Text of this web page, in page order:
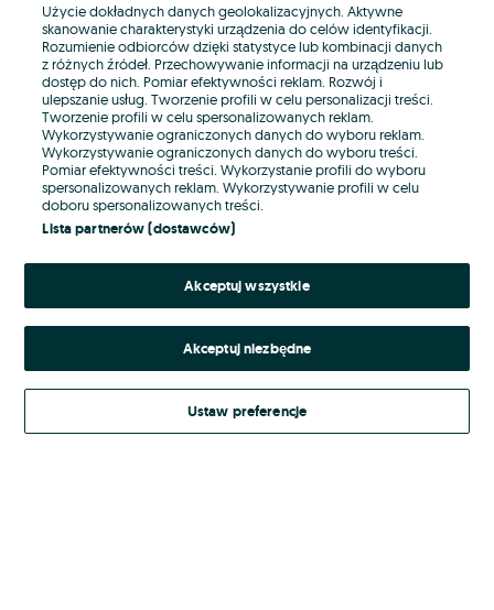
E-mail
Hasło
Nie pamiętasz hasła?
Zaloguj się
Kontynuując za pośrednictwem jednego z dostawców wskazanych powyżej,
Regulamin serwisuOLX.pl w jego aktualnym brzmieniu.
Użycie dokładnych danych geolokalizacyjnych. Aktywne
skanowanie charakterystyki urządzenia do celów identyfikacji.
Rozumienie odbiorców dzięki statystyce lub kombinacji danych
z różnych źródeł. Przechowywanie informacji na urządzeniu lub
dostęp do nich. Pomiar efektywności reklam. Rozwój i
ulepszanie usług. Tworzenie profili w celu personalizacji treści.
Tworzenie profili w celu spersonalizowanych reklam.
Wykorzystywanie ograniczonych danych do wyboru reklam.
Wykorzystywanie ograniczonych danych do wyboru treści.
Pomiar efektywności treści. Wykorzystanie profili do wyboru
spersonalizowanych reklam. Wykorzystywanie profili w celu
doboru spersonalizowanych treści.
Lista partnerów (dostawców)
Akceptuj wszystkie
Akceptuj niezbędne
Ustaw preferencje